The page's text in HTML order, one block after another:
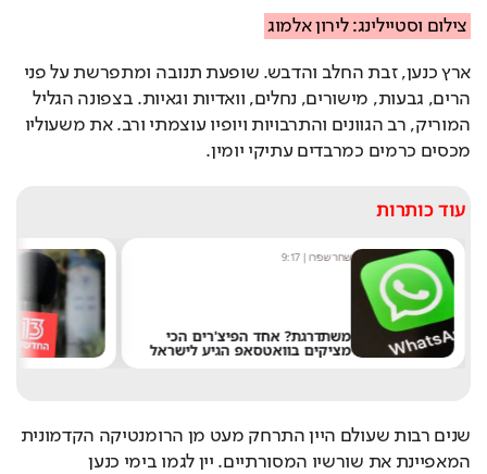
צילום וסטיילינג: לירון אלמוג
ארץ כנען, זבת החלב והדבש. שופעת תנובה ומתפרשת על פני
הרים, גבעות, מישורים, נחלים, וואדיות וגאיות. בצפונה הגליל
המוריק, רב הגוונים והתרבויות ויופיו עוצמתי ורב. את משעוליו
מכסים כרמים כמרבדים עתיקי יומין.
עוד כותרות
מערכת תרבות היום|
8:54
אחרי 24 שנה: הפרשן הוותיק עוזב
את חדשות 13
שנים רבות שעולם היין התרחק מעט מן הרומנטיקה הקדמונית
המאפיינת את שורשיו המסורתיים. יין לגמו בימי כנען